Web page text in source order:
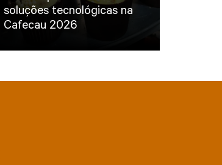
soluções tecnológicas na
Cafecau 2026